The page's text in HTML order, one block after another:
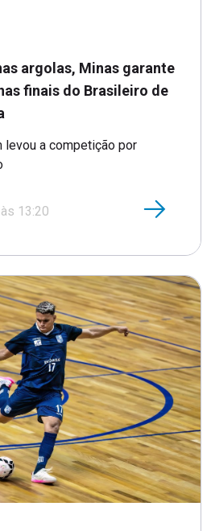
argolas, Minas garante
finais do Brasileiro de
levou a competição por
13:20